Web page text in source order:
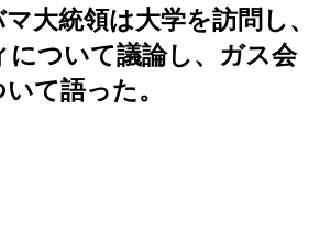
大統領は大学を訪問し、
ついて議論し、ガス会
て語った。